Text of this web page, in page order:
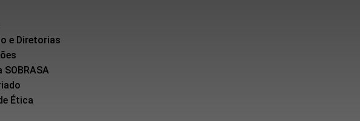
e Diretorias
SOBRASA
Ética